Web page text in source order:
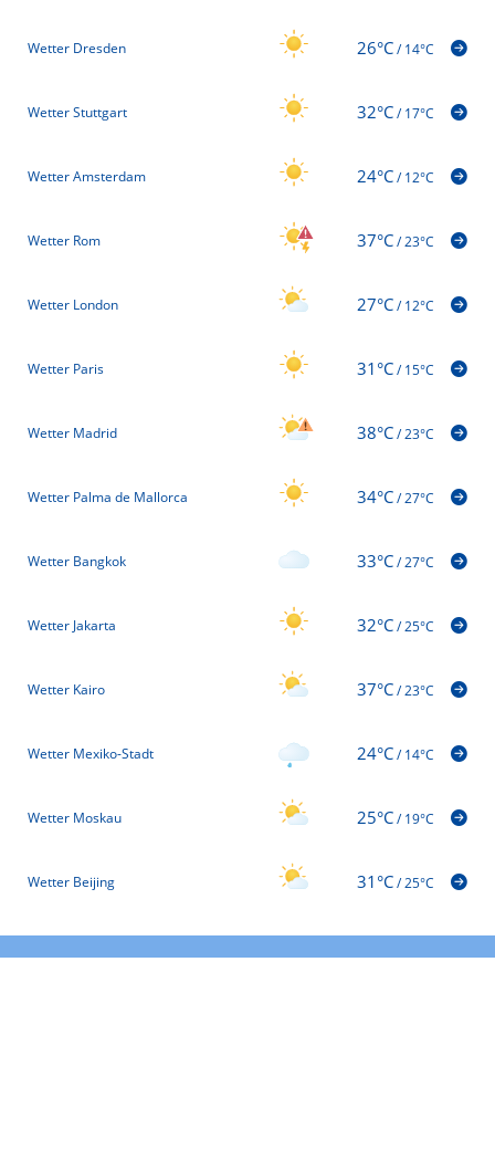
Wetter Dresden 26°C/14°C
Wetter Stuttgart 32°C/17°C
Wetter Amsterdam 24°C/12°C
Wetter Rom 37°C/23°C
Wetter London 27°C/12°C
Wetter Paris 31°C/15°C
Wetter Madrid 38°C/23°C
Wetter Palma de Mallorca 34°C/27°C
Wetter Bangkok 33°C/27°C
Wetter Jakarta 32°C/25°C
Wetter Kairo 37°C/23°C
Wetter Mexiko-Stadt 24°C/14°C
Wetter Moskau 25°C/19°C
Wetter Beijing 31°C/25°C